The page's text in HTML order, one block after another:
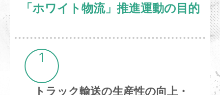
「ホワイト物流」推進運動の目的
1
トラック輸送の生産性の向上・